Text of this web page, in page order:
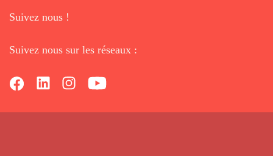
Suivez nous !
Suivez nous sur les réseaux :